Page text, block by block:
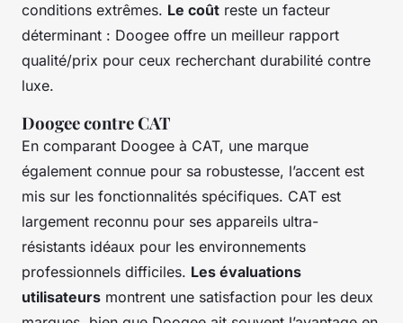
conditions extrêmes. Le coût reste un facteur
déterminant : Doogee offre un meilleur rapport
qualité/prix pour ceux recherchant durabilité contre
luxe.
Doogee contre CAT
En comparant Doogee à CAT, une marque
également connue pour sa robustesse, l’accent est
mis sur les fonctionnalités spécifiques. CAT est
largement reconnu pour ses appareils ultra-
résistants idéaux pour les environnements
professionnels difficiles. Les évaluations
utilisateurs montrent une satisfaction pour les deux